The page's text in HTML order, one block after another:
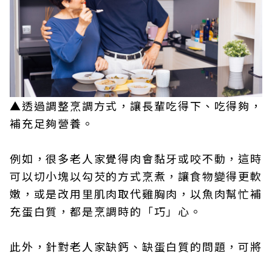
▲透過調整烹調方式，讓長輩吃得下、吃得夠，
補充足夠營養。
例如，很多老人家覺得肉會黏牙或咬不動，這時
可以切小塊以勾芡的方式烹煮，讓食物變得更軟
嫩，或是改用里肌肉取代雞胸肉，以魚肉幫忙補
充蛋白質，都是烹調時的「巧」心。
此外，針對老人家缺鈣、缺蛋白質的問題，可將